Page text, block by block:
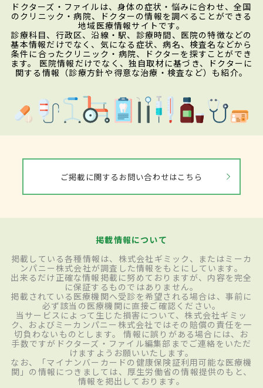
ドクターズ・ファイルは、身体の症状・悩みに合わせ、全国
のクリニック・病院、ドクターの情報を調べることができる
地域医療情報サイトです。
診療科目、行政区、沿線・駅、診療時間、医院の特徴などの
基本情報だけでなく、気になる症状、病名、検査名などから
条件に合ったクリニック・病院、ドクターを探すことができ
ます。 医院情報だけでなく、独自取材に基づき、ドクターに
関する情報（診療方針や得意な治療・検査など）も紹介。
ご掲載に関するお問い合わせはこちら
掲載情報について
掲載している各種情報は、株式会社ギミック、またはミーカ
ンパニー株式会社が調査した情報をもとにしています。
出来るだけ正確な情報掲載に努めておりますが、内容を完全
に保証するものではありません。
掲載されている医療機関へ受診を希望される場合は、事前に
必ず該当の医療機関に直接ご確認ください。
当サービスによって生じた損害について、株式会社ギミッ
ク、およびミーカンパニー株式会社ではその賠償の責任を一
切負わないものとします。 情報に誤りがある場合には、お
手数ですがドクターズ・ファイル編集部までご連絡をいただ
けますようお願いいたします。
なお、「マイナンバーカードの健康保険証利用可能な医療機
関」の情報につきましては、厚生労働省の情報提供のもと、
情報を掲出しております。